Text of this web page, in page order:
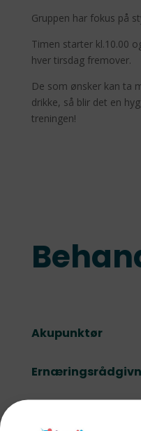
Gruppen har fokus på
Timen starter kl.10.00
hver tirsdag fremover.
De som ønsker kan ta
drikke, så blir det en
treningen!
Akupunktør